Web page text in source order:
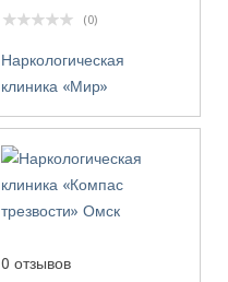
(0)
Наркологическая
клиника «Мир»
0 отзывов